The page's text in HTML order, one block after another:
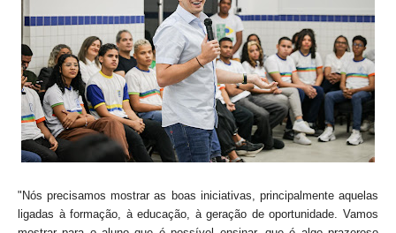
"Nós precisamos mostrar as boas iniciativas, principalmente aquelas
ligadas à formação, à educação, à geração de oportunidade. Vamos